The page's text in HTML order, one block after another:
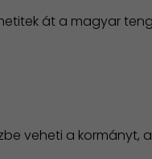
át a magyar
veheti a kormányt,